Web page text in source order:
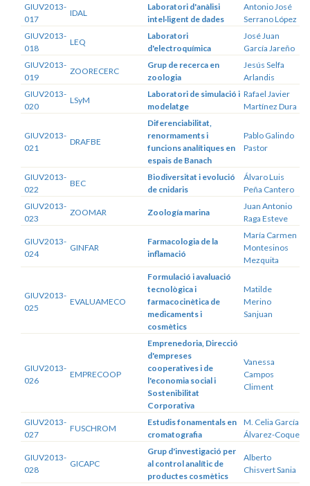
GIUV2013-
017
IDAL
Laboratori d'anàlisi
intel·ligent de dades
Antonio José
Serrano López
GIUV2013-
018
LEQ
Laboratori
d'electroquímica
José Juan
García Jareño
GIUV2013-
019
ZOORECERC
Grup de recerca en
zoologia
Jesús Selfa
Arlandis
GIUV2013-
020
LSyM
Laboratori de simulació i
modelatge
Rafael Javier
Martínez Dura
GIUV2013-
021
DRAFBE
Diferenciabilitat,
renormaments i
funcions analítiques en
espais de Banach
Pablo Galindo
Pastor
GIUV2013-
022
BEC
Biodiversitat i evolució
de cnidaris
Álvaro Luis
Peña Cantero
GIUV2013-
023
ZOOMAR Zoología marina
Juan Antonio
Raga Esteve
GIUV2013-
024
GINFAR
Farmacologia de la
inflamació
María Carmen
Montesinos
Mezquita
GIUV2013-
025
EVALUAMECO
Formulació i avaluació
tecnològica i
farmacocinètica de
medicaments i
cosmètics
Matilde
Merino
Sanjuan
GIUV2013-
026
EMPRECOOP
Emprenedoria, Direcció
d'empreses
cooperatives i de
l'economia social i
Sostenibilitat
Corporativa
Vanessa
Campos
Climent
GIUV2013-
027
FUSCHROM
Estudis fonamentals en
cromatografia
M. Celia García
Álvarez-Coque
GIUV2013-
028
GICAPC
Grup d'investigació per
al control analític de
productes cosmètics
Alberto
Chisvert Sania